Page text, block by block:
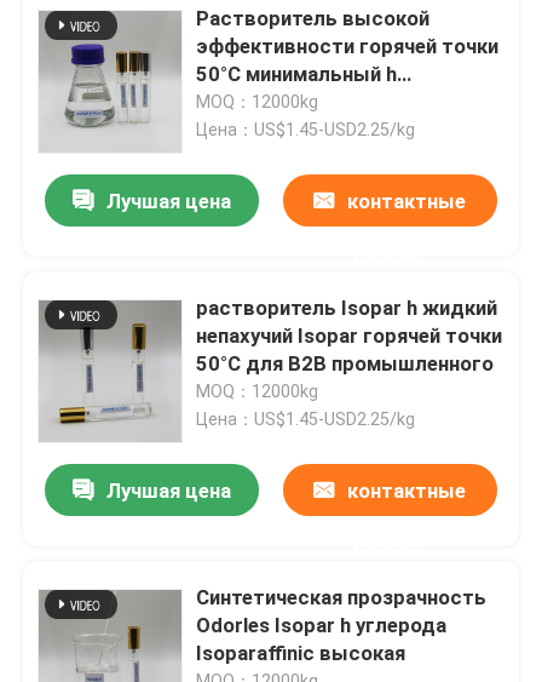
Продукты
видео
О нас
Проверка качества
Свяжитесь мы
Новости
Случаи
Жидкость Isoparaffin
Растворитель высокой
эффективности горячей точки
50°C минимальный h
жидкостный Isoparaffin для
промышленного
MOQ：12000kg
Цена：US$1.45-USD2.25/kg
Лучшая цена контактные
растворитель Isopar h жидкий
непахучий Isopar горячей точки
50°C для B2B промышленного
MOQ：12000kg
Цена：US$1.45-USD2.25/kg
Лучшая цена контактные
Синтетическая прозрачность
Odorles Isopar h углерода
Isoparaffinic высокая